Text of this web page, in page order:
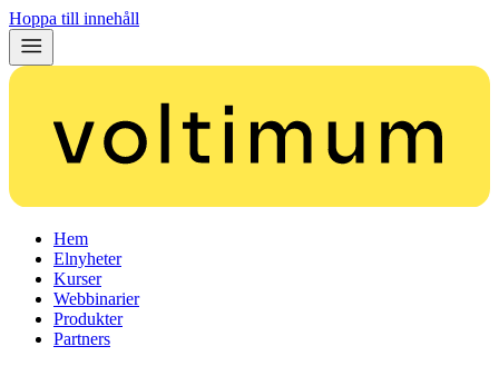
Hoppa till innehåll
Hem
Elnyheter
Kurser
Webbinarier
Produkter
Partners